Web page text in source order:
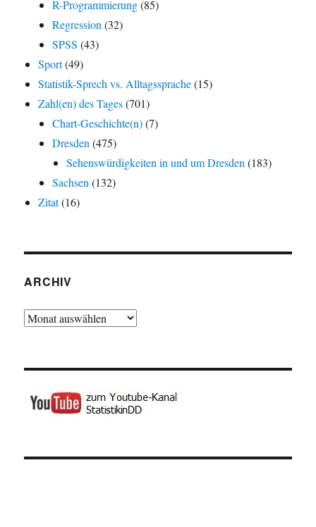
R-Programmierung(85)
Regression(32)
SPSS (43)
Sport(49)
Statistik-Sprech vs. Alltagssprache(15)
Zahl(en) des Tages(701)
Chart-Geschichte(n)(7)
Dresden(475)
Sehenswürdigkeiten in und um Dresden(183)
Sachsen(132)
Zitat(16)
ARCHIV
Archiv